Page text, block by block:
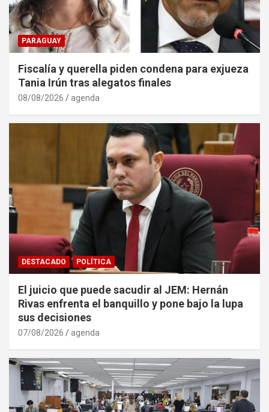
PARAGUAY
Fiscalía y querella piden condena para exjueza
Tania Irún tras alegatos finales
08/08/2026 agenda
DESTACADO POLÍTICA
El juicio que puede sacudir al JEM: Hernán
Rivas enfrenta el banquillo y pone bajo la lupa
sus decisiones
07/08/2026 agenda